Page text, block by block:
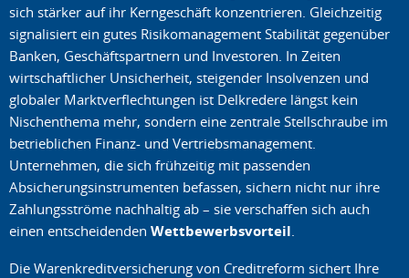
sich stärker auf ihr Kerngeschäft konzentrieren. Gleichzeitig
signalisiert ein gutes Risikomanagement Stabilität gegenüber
Banken, Geschäftspartnern und Investoren. In Zeiten
wirtschaftlicher Unsicherheit, steigender Insolvenzen und
globaler Marktverflechtungen ist Delkredere längst kein
Nischenthema mehr, sondern eine zentrale Stellschraube im
betrieblichen Finanz- und Vertriebsmanagement.
Unternehmen, die sich frühzeitig mit passenden
Absicherungsinstrumenten befassen, sichern nicht nur ihre
Zahlungsströme nachhaltig ab – sie verschaffen sich auch
einen entscheidenden Wettbewerbsvorteil
Die Warenkreditversicherung von Creditreform sichert Ihre